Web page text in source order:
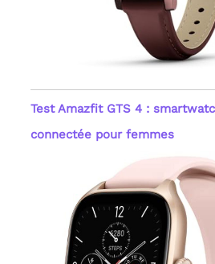
Test Amazfit GTS 4 :
connectée pour femmes